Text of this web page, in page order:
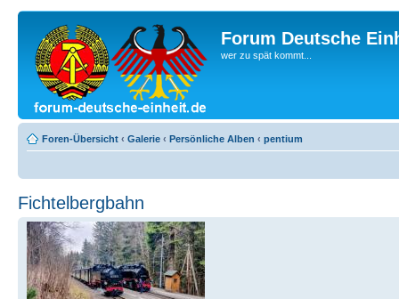
Forum Deutsche
wer zu spät kommt...
Foren-Übersicht ‹ Galerie ‹ Persönliche Alben ‹ pentium
Fichtelbergbahn